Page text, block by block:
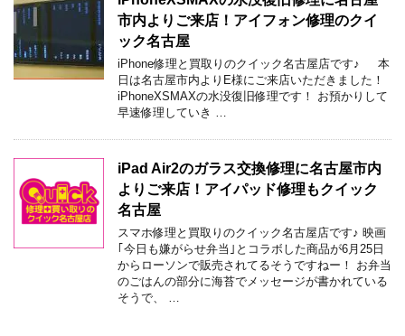
市内よりご来店！アイフォン修理のクイ
ック名古屋
iPhone修理と買取りのクイック名古屋店です♪ 本
日は名古屋市内よりE様にご来店いただきました！
iPhoneXSMAXの水没復旧修理です！ お預かりして
早速修理していき …
iPad Air2のガラス交換修理に名古屋市内
よりご来店！アイパッド修理もクイック
名古屋
スマホ修理と買取りのクイック名古屋店です♪ 映画
｢今日も嫌がらせ弁当｣とコラボした商品が6月25日
からローソンで販売されてるそうですねー！ お弁当
のごはんの部分に海苔でメッセージが書かれている
そうで、 …